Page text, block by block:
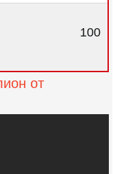
100
от